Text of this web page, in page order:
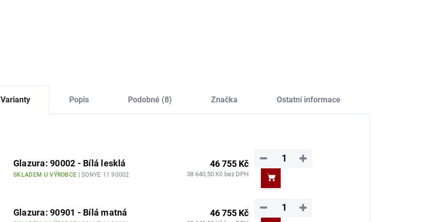
Varianty Popis Podobné (8) Značka Ostatní informace
Glazura: 90002 - Bílá lesklá
SKLADEM U VÝROBCE | SONYE 11 90002
46 755 Kč
38 640,50 Kč bez DPH
+
−
Do košíku
Glazura: 90901 - Bílá matná 46 755 Kč +
−